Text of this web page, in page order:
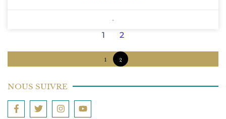
1 2
1 2
NOUS SUIVRE